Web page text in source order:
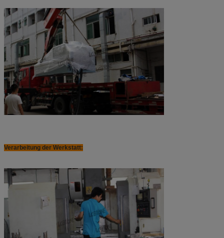
Verarbeitung der Werkstatt: